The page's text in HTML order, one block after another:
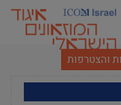
והצטרפות